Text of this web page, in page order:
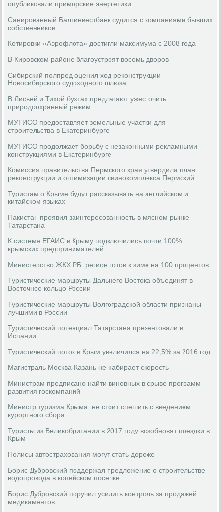
опубликовали приморские энергетики
Санированный Балтинвестбанк судится с компаниями бывших
собственников
Котировки «Аэрофлота» достигли максимума с 2008 года
В Кировском районе благоустроят восемь дворов
Сибирский полпред оценил ход реконструкции
Новосибирского судоходного шлюза
В Лисьей и Тихой бухтах предлагают ужесточить
природоохранный режим
МУГИСО предоставляет земельные участки для
строительства в Екатеринбурге
МУГИСО продолжает борьбу с незаконными рекламными
конструкциями в Екатеринбурге
Комиссия правительства Пермского края утвердила план
реконструкции и оптимизации свинокомплекса Пермский
Туристам о Крыме будут рассказывать на английском и
китайском языках
Пакистан проявил заинтересованность в мясном рынке
Татарстана
К системе ЕГАИС в Крыму подключились почти 100%
крымских предпринимателей
Министерство ЖКХ РБ: регион готов к зиме на 100 процентов
Туристические маршруты Дальнего Востока объединят в
Восточное кольцо России
Туристические маршруты Волгоградской области признаны
лучшими в России
Туристический потенциал Татарстана презентовали в
Испании
Туристический поток в Крым увеличился на 22,5% за 2016 год
Магистраль Москва-Казань не набирает скорость
Министрам предписано найти виновных в срыве программ
развития госкомпаний
Министр туризма Крыма: не стоит спешить с введением
курортного сбора
Туристы из Великобритании в 2017 году возобновят поездки в
Крым
Полисы автострахования могут стать дороже
Борис Дубровский поддержал предложение о строительстве
водопровода в копейском поселке
Борис Дубровский поручил усилить контроль за продажей
медикаментов